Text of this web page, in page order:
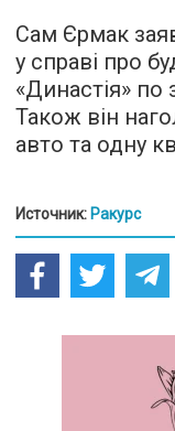
Сам Єрмак
у справі про
«Династія»
Також він
авто та одну
Источник: Ракурс